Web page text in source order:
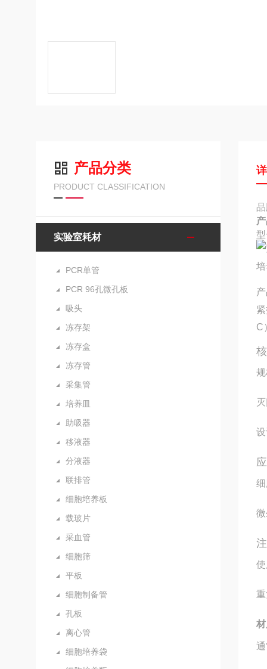
产品分类
PRODUCT CLASSIFICATION
实验室耗材
PCR单管
PCR 96孔微孔板
吸头
冻存架
冻存盒
冻存管
采集管
培养皿
助吸器
移液器
分液器
联排管
细胞培养板
载玻片
采血管
细胞筛
平板
细胞制备管
孔板
离心管
细胞培养袋
C